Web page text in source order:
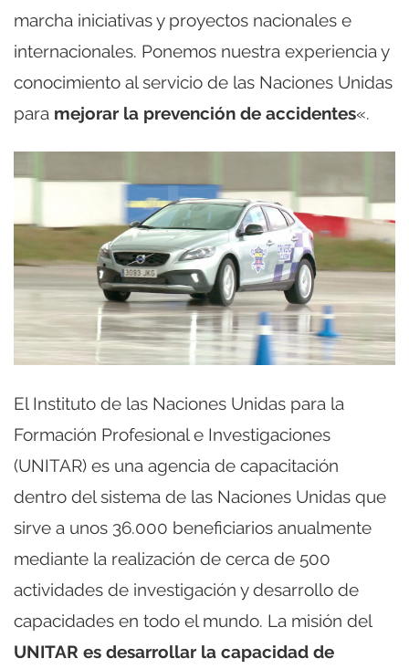
marcha iniciativas y proyectos nacionales e
internacionales. Ponemos nuestra experiencia y
conocimiento al servicio de las Naciones Unidas
para mejorar la prevención de accidentes«.
El Instituto de las Naciones Unidas para la
Formación Profesional e Investigaciones
(UNITAR) es una agencia de capacitación
dentro del sistema de las Naciones Unidas que
sirve a unos 36.000 beneficiarios anualmente
mediante la realización de cerca de 500
actividades de investigación y desarrollo de
capacidades en todo el mundo. La misión del
UNITAR es desarrollar la capacidad de